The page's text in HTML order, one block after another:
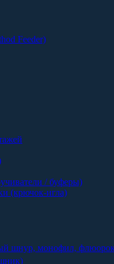
Feeder)
/ буферы)
(крючок-игла)
шнур, монофил,